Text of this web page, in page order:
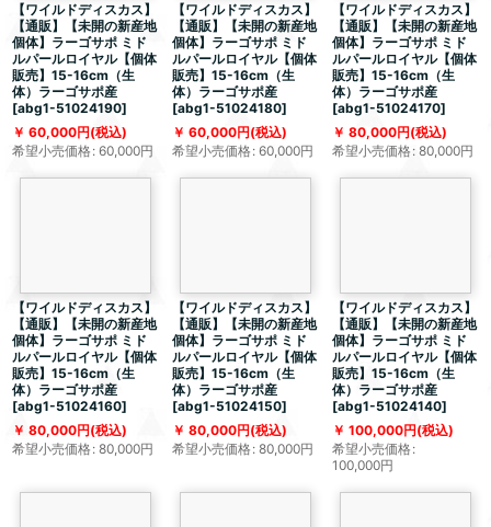
【ワイルドディスカス】
【通販】【未開の新産地
個体】ラーゴサポ ミド
ルパールロイヤル【個体
販売】15-16cm（生
体）ラーゴサポ産
[abg1-51024190]
60,000円(税込)
希望小売価格: 60,000円
【ワイルドディスカス】
【通販】【未開の新産地
個体】ラーゴサポ ミド
ルパールロイヤル【個体
販売】15-16cm（生
体）ラーゴサポ産
[abg1-51024180]
60,000円(税込)
希望小売価格: 60,000円
【ワイルドディスカス】
【通販】【未開の新産地
個体】ラーゴサポ ミド
ルパールロイヤル【個体
販売】15-16cm（生
体）ラーゴサポ産
[abg1-51024170]
80,000円(税込)
希望小売価格: 80,000円
【ワイルドディスカス】
【通販】【未開の新産地
個体】ラーゴサポ ミド
ルパールロイヤル【個体
販売】15-16cm（生
体）ラーゴサポ産
[abg1-51024160]
80,000円(税込)
希望小売価格: 80,000円
【ワイルドディスカス】
【通販】【未開の新産地
個体】ラーゴサポ ミド
ルパールロイヤル【個体
販売】15-16cm（生
体）ラーゴサポ産
[abg1-51024150]
80,000円(税込)
希望小売価格: 80,000円
【ワイルドディスカス】
【通販】【未開の新産地
個体】ラーゴサポ ミド
ルパールロイヤル【個体
販売】15-16cm（生
体）ラーゴサポ産
[abg1-51024140]
100,000円(税込)
希望小売価格:
100,000円